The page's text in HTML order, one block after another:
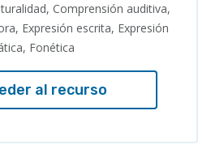
Comprensión auditiva,
Expresión escrita, Expresión
Fonética
al recurso